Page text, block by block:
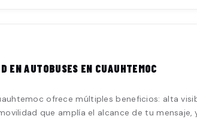
EN AUTOBUSES EN CUAUHTEMOC
ofrece múltiples beneficios: alta
que amplía el alcance de tu